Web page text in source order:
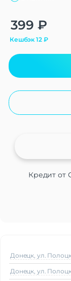
399 ₽
Кешбэк12₽
Кредит от
Alternative:
Донецк, ул.
Донецк, ул.